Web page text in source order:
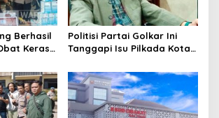
Berhasil
Keras
Politisi Partai Golkar Ini
Tanggapi Isu Pilkada Kota